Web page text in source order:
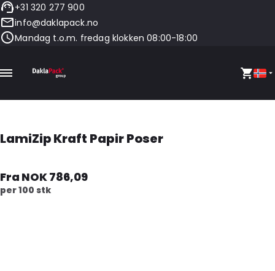
+31 320 277 900
info@daklapack.no
Mandag t.o.m. fredag klokken 08:00-18:00
LamiZip Kraft Papir Poser
Fra NOK 786,09
per 100 stk